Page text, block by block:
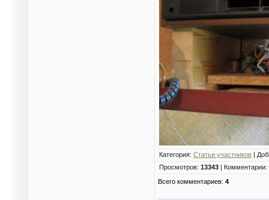
Категория: Статьи участников |
Просмотров: 13343 | Комментарии:
Всего комментариев: 4